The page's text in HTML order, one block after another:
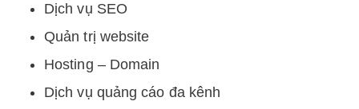
Dịch vụ SEO
Quản trị website
Hosting – Domain
Dịch vụ quảng cáo đa kênh